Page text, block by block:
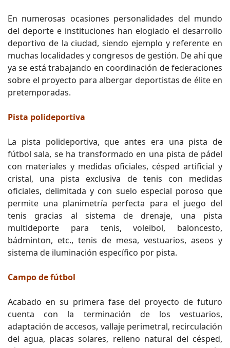
En numerosas ocasiones personalidades del mundo
del deporte e instituciones han elogiado el desarrollo
deportivo de la ciudad, siendo ejemplo y referente en
muchas localidades y congresos de gestión. De ahí que
ya se está trabajando en coordinación de federaciones
sobre el proyecto para albergar deportistas de élite en
pretemporadas.
Pista polideportiva
La pista polideportiva, que antes era una pista de
fútbol sala, se ha transformado en una pista de pádel
con materiales y medidas oficiales, césped artificial y
cristal, una pista exclusiva de tenis con medidas
oficiales, delimitada y con suelo especial poroso que
permite una planimetría perfecta para el juego del
tenis gracias al sistema de drenaje, una pista
multideporte para tenis, voleibol, baloncesto,
bádminton, etc., tenis de mesa, vestuarios, aseos y
sistema de iluminación específico por pista.
Campo de fútbol
Acabado en su primera fase del proyecto de futuro
cuenta con la terminación de los vestuarios,
adaptación de accesos, vallaje perimetral, recirculación
del agua, placas solares, relleno natural del césped,